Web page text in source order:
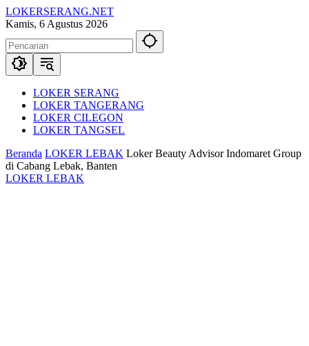
Langsung
ke
LOKERSERANG.NET
Info
Kerja
Serang
dan
Kamis, 6 Agustus 2026
LOKER SERANG
LOKER TANGERANG
LOKER CILEGON
LOKER TANGSEL
Beranda LOKER LEBAK Loker Beauty Advisor Indomaret Group
di Cabang Lebak, Banten
LOKER LEBAK